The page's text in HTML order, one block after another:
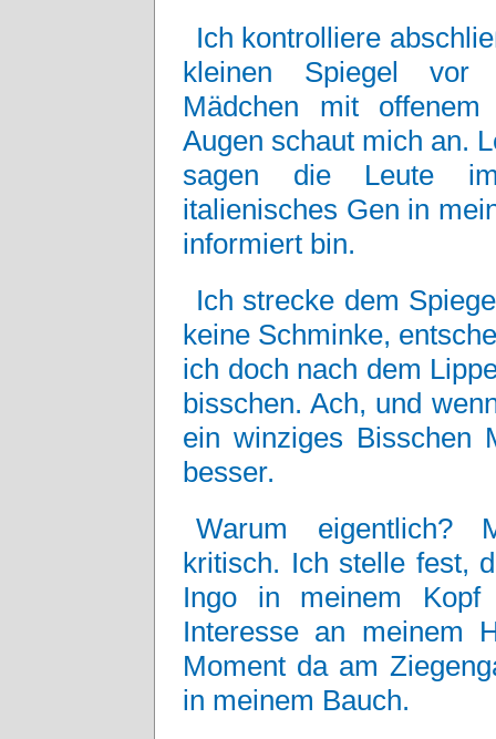
Ich kontrolliere
kleinen Spiegel vor
Mädchen mit
Augen schaut mich an.
sagen die Leute
italienisches Gen in
informiert bin.
Ich strecke dem
keine Schminke,
ich doch nach dem
bisschen. Ach, und
ein winziges Bisschen
besser.
Warum eigentlich?
kritisch. Ich stelle fest,
Ingo in meinem
Interesse an meinem
Moment da am
in meinem Bauch.